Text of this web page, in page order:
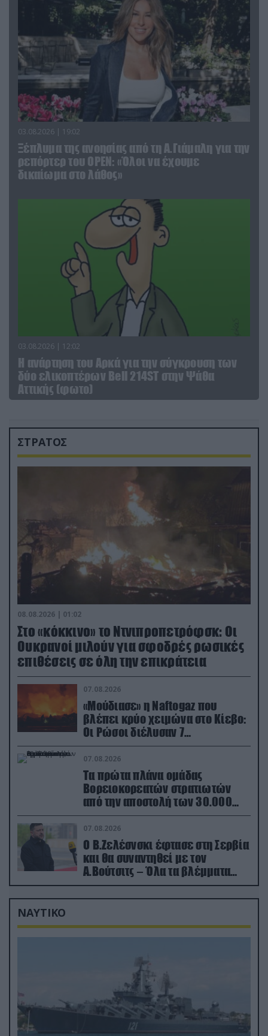
03.08.2026 | 19:02
Ξέπλυμα της ανοησίας από τη Α.Γιάμαλη για την
ρεπόρτερ του ΟΡΕΝ: «Όλοι να έχουμε
δικαίωμα στο λάθος»
03.08.2026 | 12:02
Η ανάρτηση του Αρκά για την σύγκρουση των
δύο ελικοπτέρων Bell 214ST στην Ψάθα
Αττικής (φωτο)
ΣΤΡΑΤΟΣ
08.08.2026 | 01:02
Στο «κόκκινο» το Ντνιπροπετρόφσκ: Οι
Ουκρανοί μιλούν για σφοδρές ρωσικές
επιθέσεις σε όλη την επικράτεια
07.08.2026
«Μούδιασε» η Naftogaz που
βλέπει κρύο χειμώνα στο Κίεβο:
Οι Ρώσοι διέλυσαν 7
εγκαταστάσεις του ουκρανικού
κολοσσού!
07.08.2026
Τα πρώτα πλάνα ομάδας
Βορειοκορεατών στρατιωτών
από την αποστολή των 30.000
που έφτασαν στη Ρωσία (βίντεο)
07.08.2026
Ο Β.Ζελέσνσκι έφτασε στη Σερβία
και θα συναντηθεί με τον
Α.Βούτσιτς – Όλα τα βλέμματα
στις σχέσεις με τη Ρωσία
ΝΑΥΤΙΚΟ